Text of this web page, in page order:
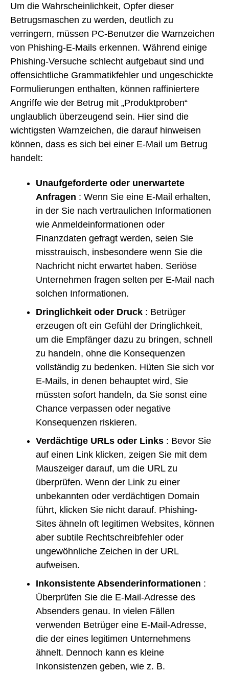
Um die Wahrscheinlichkeit, Opfer dieser
Betrugsmaschen zu werden, deutlich zu
verringern, müssen PC-Benutzer die Warnzeichen
von Phishing-E-Mails erkennen. Während einige
Phishing-Versuche schlecht aufgebaut sind und
offensichtliche Grammatikfehler und ungeschickte
Formulierungen enthalten, können raffiniertere
Angriffe wie der Betrug mit „Produktproben“
unglaublich überzeugend sein. Hier sind die
wichtigsten Warnzeichen, die darauf hinweisen
können, dass es sich bei einer E-Mail um Betrug
handelt:
Unaufgeforderte oder unerwartete
Anfragen : Wenn Sie eine E-Mail erhalten,
in der Sie nach vertraulichen Informationen
wie Anmeldeinformationen oder
Finanzdaten gefragt werden, seien Sie
misstrauisch, insbesondere wenn Sie die
Nachricht nicht erwartet haben. Seriöse
Unternehmen fragen selten per E-Mail nach
solchen Informationen.
Dringlichkeit oder Druck : Betrüger
erzeugen oft ein Gefühl der Dringlichkeit,
um die Empfänger dazu zu bringen, schnell
zu handeln, ohne die Konsequenzen
vollständig zu bedenken. Hüten Sie sich vor
E-Mails, in denen behauptet wird, Sie
müssten sofort handeln, da Sie sonst eine
Chance verpassen oder negative
Konsequenzen riskieren.
Verdächtige URLs oder Links : Bevor Sie
auf einen Link klicken, zeigen Sie mit dem
Mauszeiger darauf, um die URL zu
überprüfen. Wenn der Link zu einer
unbekannten oder verdächtigen Domain
führt, klicken Sie nicht darauf. Phishing-
Sites ähneln oft legitimen Websites, können
aber subtile Rechtschreibfehler oder
ungewöhnliche Zeichen in der URL
aufweisen.
Inkonsistente Absenderinformationen :
Überprüfen Sie die E-Mail-Adresse des
Absenders genau. In vielen Fällen
verwenden Betrüger eine E-Mail-Adresse,
die der eines legitimen Unternehmens
ähnelt. Dennoch kann es kleine
Inkonsistenzen geben, wie z. B.